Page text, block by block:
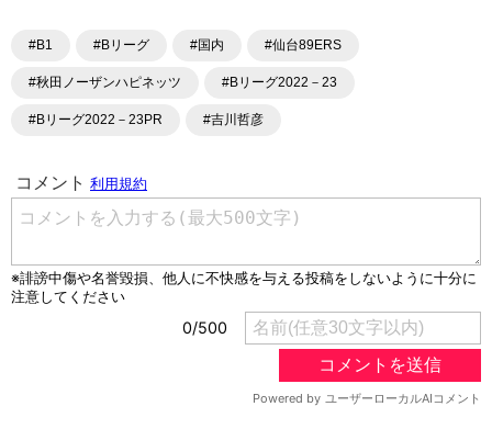
#B1 #Bリーグ #国内 #仙台89ERS
#秋田ノーザンハピネッツ #Bリーグ2022－23
#Bリーグ2022－23PR #吉川哲彦